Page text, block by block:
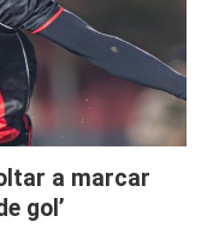
a marcar
gol’